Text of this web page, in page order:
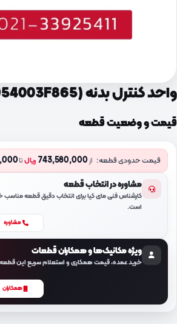
واحد کنترل بدنه (954003F865)
قیمت و وضعیت قطعه
قیمت حدودی قطعه: از743,580,000 ریالتا
مشاوره در انتخاب قطعه
کارشناس فنی مای کیا برای انتخاب دقیق قطعه
است.
مشاوره
ویژه مکانیک‌ها و همکاران قطعات
خرید عمده، قیمت همکاری و استعلام سریع این
همکاران